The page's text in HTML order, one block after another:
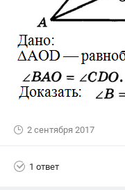
2 сентября 2017
1 ответ